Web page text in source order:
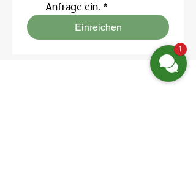
Anfrage ein. *
Einreichen
1